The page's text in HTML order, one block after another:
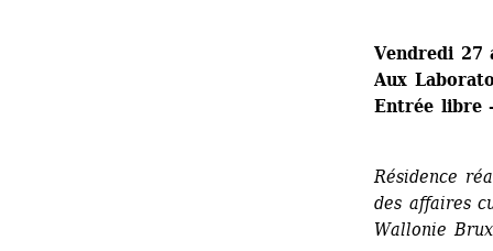
Vendredi 27
Aux
Entrée libre
Résidence
des affaires
Wallonie